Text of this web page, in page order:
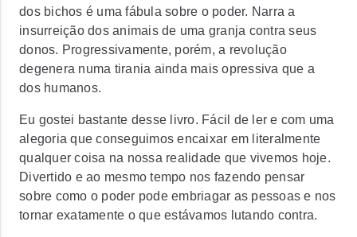
dos bichos é uma fábula sobre o poder. Narra a
insurreição dos animais de uma granja contra seus
donos. Progressivamente, porém, a revolução
degenera numa tirania ainda mais opressiva que a
dos humanos.
Eu gostei bastante desse livro. Fácil de ler e com uma
alegoria que conseguimos encaixar em literalmente
qualquer coisa na nossa realidade que vivemos hoje.
Divertido e ao mesmo tempo nos fazendo pensar
sobre como o poder pode embriagar as pessoas e nos
tornar exatamente o que estávamos lutando contra.